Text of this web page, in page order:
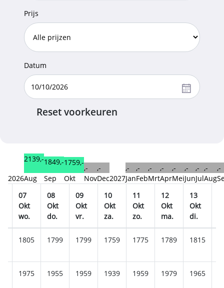
Prijs
Datum
Reset voorkeuren
2026
2139,-
Aug
1849,-
Sep
1759,-
Okt
,-
Nov
,-
Dec2027
,-
Jan
,-
Feb
,-
Mrt
,-
Apr
,-
Mei
,-
Jun
,-
Jul
,-
Aug
,-
07
Okt
wo.
08
Okt
do.
09
Okt
vr.
10
Okt
za.
11
Okt
zo.
12
Okt
ma.
13
Okt
di.
1805 1799 1799 1759 1775 1789 1815
1975 1955 1959 1939 1959 1979 1965